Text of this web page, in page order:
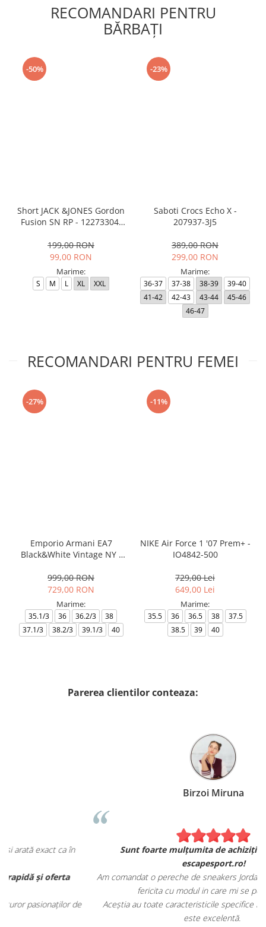
RECOMANDARI PENTRU
BĂRBAŢI
-50%
Short JACK &JONES Gordon
Fusion SN RP - 12273304-
199,00 RON
99,00 RON
Marime:
S M L XL XXL
-23%
Saboti Crocs Echo X -
207937-3J5
389,00 RON
299,00 RON
Marime:
36-37 37-38 38-39
39-40
41-42
42-43 43-44
45-46
46-47
RECOMANDARI PENTRU FEMEI
-27%
Emporio Armani EA7
Black&White Vintage NY -
999,00 RON
729,00 RON
Marime:
35.1/3 36 36.2/3
38
37.1/3
38.2/3 39.1/3 40
-11%
NIKE Air Force 1 '07 Prem+ -
IO4842-500
729,00 Lei
649,00 Lei
Marime:
35.5 36 36.5 38
37.5
38.5
39 40
Parerea clientilor conteaza:
Sunt foarte mulțumita de achiziția mea de pe
Am comandat o pereche de sneakers Jordan și sunt extrem de
fericita cu modul in care mi se potrivesc.
Aceștia au toate caracteristicile specifice mărcii, iar calitatea